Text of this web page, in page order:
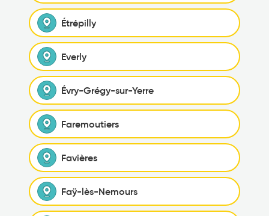
Étrépilly
Everly
Évry-Grégy-sur-Yerre
Faremoutiers
Favières
Faÿ-lès-Nemours